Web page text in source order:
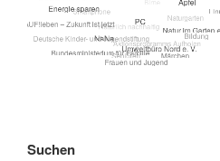
Suchen